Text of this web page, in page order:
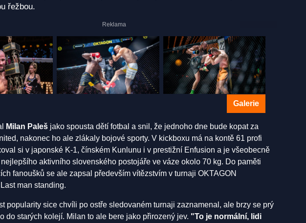
řežbou.
Galerie
Milan Paleš jako spousta dětí fotbal a snil, že jednoho dne bude kopat za
nakonec ho ale zlákaly bojové sporty. V kickboxu má na kontě 61 profi
si v japonské K-1, čínském Kunlunu i v prestižní Enfusion a je všeobecně
aktivního slovenského postojáře ve váze okolo 70 kg. Do paměti
fanoušků se ale zapsal především vítězstvím v turnaji OKTAGON
man standing.
popularity sice chvíli po ostře sledovaném turnaji zaznamenal, ale brzy se prý
do starých kolejí. Milan to ale bere jako přirozený jev. "To je normální, lidi